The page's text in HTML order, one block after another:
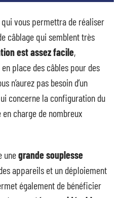
qui vous permettra de réaliser
câblage qui semblent très
est assez facile,
place des câbles pour des
n’aurez pas besoin d’un
concerne la configuration du
charge de nombreux
unegrande souplesse
appareils et un déploiement
également de bénéficier